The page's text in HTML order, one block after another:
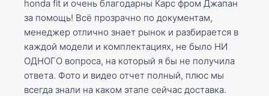
honda fit и очень благодарны Карс фром Джапан
за помощь! Всё прозрачно по документам,
менеджер отлично знает рынок и разбирается в
каждой модели и комплектациях, не было НИ
ОДНОГО вопроса, на который я бы не получила
ответа. Фото и видео отчет полный, плюс мы
всегда знали на каком этапе сейчас доставка.